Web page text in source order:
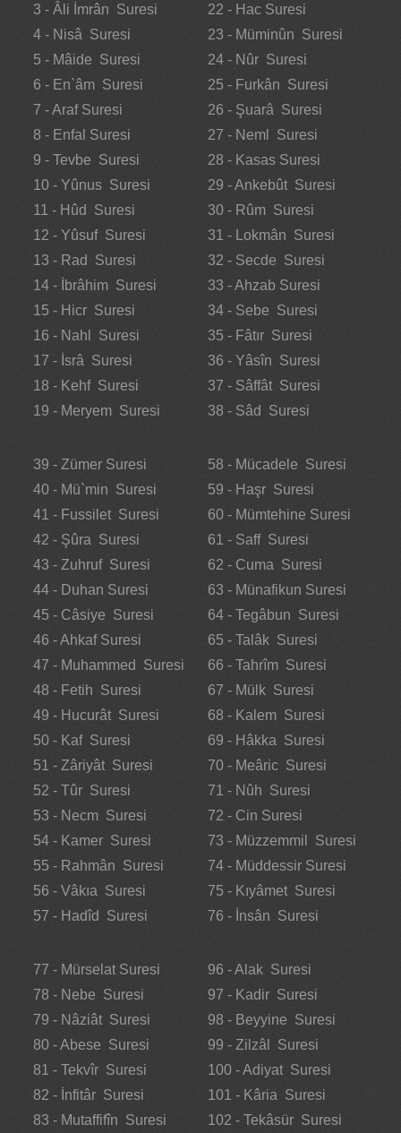
3 - Âli İmrân Suresi
4 - Nisâ Suresi
5 - Mâide Suresi
6 - En`âm Suresi
7 - Araf Suresi
8 - Enfal Suresi
9 - Tevbe Suresi
10 - Yûnus Suresi
11 - Hûd Suresi
12 - Yûsuf Suresi
13 - Rad Suresi
14 - İbrâhim Suresi
15 - Hicr Suresi
16 - Nahl Suresi
17 - İsrâ Suresi
18 - Kehf Suresi
19 - Meryem Suresi
22 - Hac Suresi
23 - Müminûn Suresi
24 - Nûr Suresi
25 - Furkân Suresi
26 - Şuarâ Suresi
27 - Neml Suresi
28 - Kasas Suresi
29 - Ankebût Suresi
30 - Rûm Suresi
31 - Lokmân Suresi
32 - Secde Suresi
33 - Ahzab Suresi
34 - Sebe Suresi
35 - Fâtır Suresi
36 - Yâsîn Suresi
37 - Sâffât Suresi
38 - Sâd Suresi
39 - Zümer Suresi
40 - Mü`min Suresi
41 - Fussilet Suresi
42 - Şûra Suresi
43 - Zuhruf Suresi
44 - Duhan Suresi
45 - Câsiye Suresi
46 - Ahkaf Suresi
47 - Muhammed Suresi
48 - Fetih Suresi
49 - Hucurât Suresi
50 - Kaf Suresi
51 - Zâriyât Suresi
52 - Tûr Suresi
53 - Necm Suresi
54 - Kamer Suresi
55 - Rahmân Suresi
56 - Vâkıa Suresi
57 - Hadîd Suresi
58 - Mücadele Suresi
59 - Haşr Suresi
60 - Mümtehine Suresi
61 - Saff Suresi
62 - Cuma Suresi
63 - Münafikun Suresi
64 - Tegâbun Suresi
65 - Talâk Suresi
66 - Tahrîm Suresi
67 - Mülk Suresi
68 - Kalem Suresi
69 - Hâkka Suresi
70 - Meâric Suresi
71 - Nûh Suresi
72 - Cin Suresi
73 - Müzzemmil Suresi
74 - Müddessir Suresi
75 - Kıyâmet Suresi
76 - İnsân Suresi
77 - Mürselat Suresi
78 - Nebe Suresi
79 - Nâziât Suresi
80 - Abese Suresi
81 - Tekvîr Suresi
82 - İnfitâr Suresi
83 - Mutaffifîn Suresi
96 - Alak Suresi
97 - Kadir Suresi
98 - Beyyine Suresi
99 - Zilzâl Suresi
100 - Adiyat Suresi
101 - Kâria Suresi
102 - Tekâsür Suresi